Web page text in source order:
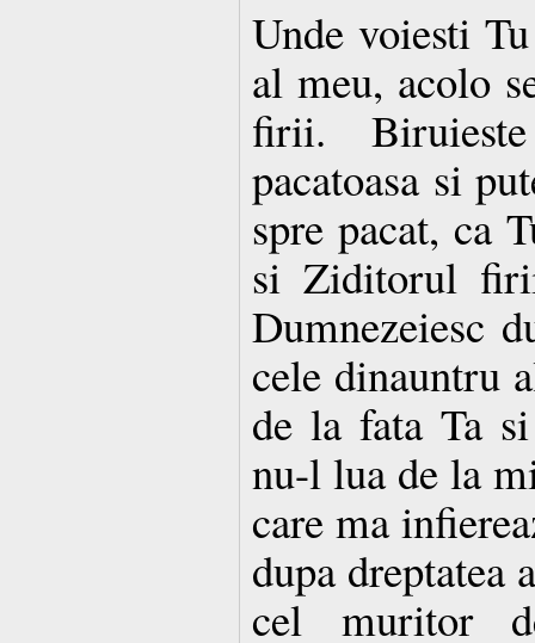
Unde voiesti
al meu, acolo
firii.
pacatoasa si
spre pacat, ca
si Ziditorul
Dumnezeiesc
cele dinauntru
de la fata Ta
nu-l lua de la
care ma
dupa dreptatea
cel muritor